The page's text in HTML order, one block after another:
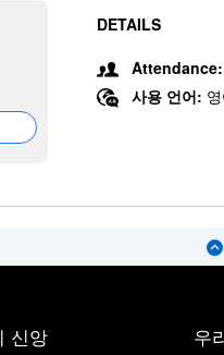
DETAILS
Attendance:
사용 언어:
신앙 우